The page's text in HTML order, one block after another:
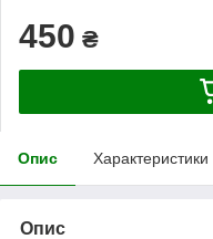
450 ₴
Опис Характеристики
Опис